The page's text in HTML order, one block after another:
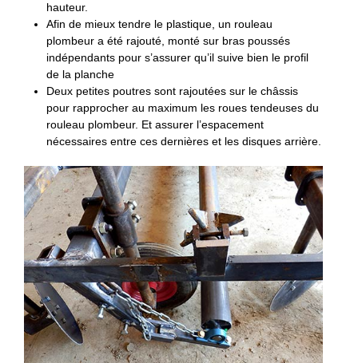
hauteur.
Afin de mieux tendre le plastique, un rouleau
plombeur a été rajouté, monté sur bras poussés
indépendants pour s’assurer qu’il suive bien le profil
de la planche
Deux petites poutres sont rajoutées sur le châssis
pour rapprocher au maximum les roues tendeuses du
rouleau plombeur. Et assurer l’espacement
nécessaires entre ces dernières et les disques arrière.